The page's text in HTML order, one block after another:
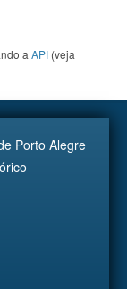
a API (veja
Porto Alegre